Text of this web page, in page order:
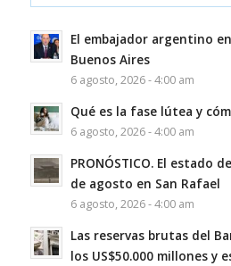
El embajador argentino
Buenos Aires
6 agosto, 2026 - 4:00 am
Qué es la fase lútea y
6 agosto, 2026 - 4:00 am
PRONÓSTICO. El estado
de agosto en San Rafael
6 agosto, 2026 - 4:00 am
Las reservas brutas del
los US$50.000 millones y